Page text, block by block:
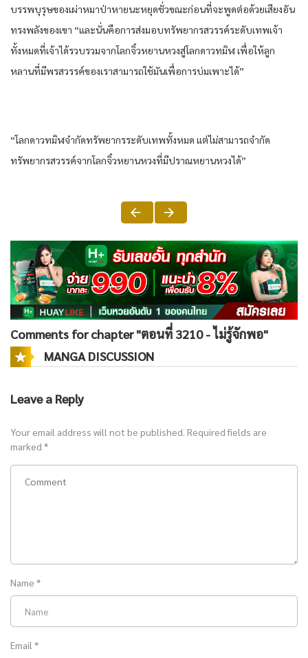
บรรพบุรุษ​ของ​เผ่า​หมาป่า​หายนะ​หยุด​ชั่วขณะ​ก่อนที่จะ​พูด​ต่อ​ด้วย​เสียง​อัน​
ทรงพลัง​ของ​เขา​ “และ​นั่น​คือ​การ​ส่งมอบ​ทรัพยากร​สวรรค์​ระดับ​เทพเจ้า​
ทั้งหมด​ที่​เจ้าได้​รวบรวม​จาก​โลก​จิ๋ว​ห​ยาน​หวง​สู่โลก​ดาว​ทมิฬ​ เพื่อให้​ลูก
หลาน​ที่​มีพรสวรรค์​ของ​เรา​สามารถ​ใช้มัน​เพื่อ​การบ่ม​เพาะ​ได้​”
“โลก​ดาว​ทมิฬ​จำกัด​ทรัพยากร​ระดับ​เทพ​ทั้งหมด​ แต่​ไม่สามารถ​จำกัด​
ทรัพยากร​สวรรค์​จาก​โลก​จิ๋ว​ห​ยาน​หวง​ที่​มีปราณ​ห​ยาน​หวง​ได้​”
Comments for chapter "ตอนที่ 3210 - ไม่รู้จักพอ"
MANGA DISCUSSION
Leave a Reply
Your email address will not be published. Required fields are
marked *
Name *
Email *